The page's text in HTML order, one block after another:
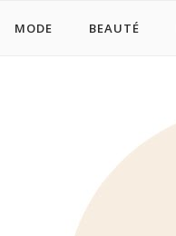
MODE BEAUTÉ